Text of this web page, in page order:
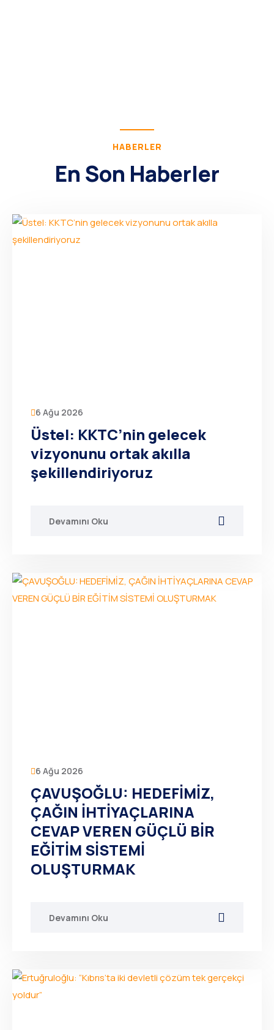
HABERLER
En Son Haberler
6 Ağu 2026
Üstel: KKTC’nin gelecek
vizyonunu ortak akılla
şekillendiriyoruz
Devamını Oku
6 Ağu 2026
ÇAVUŞOĞLU: HEDEFİMİZ,
ÇAĞIN İHTİYAÇLARINA
CEVAP VEREN GÜÇLÜ BİR
EĞİTİM SİSTEMİ
OLUŞTURMAK
Devamını Oku